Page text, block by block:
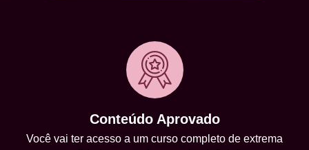
Conteúdo Aprovado
Você vai ter acesso a um curso completo de extrema